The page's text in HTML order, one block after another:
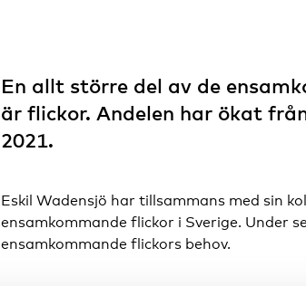
En allt större del av de
är flickor. Andelen har ökat
2021.
Eskil Wadensjö har tillsammans med sin
ensamkommande flickor i Sverige. Under
ensamkommande flickors behov.